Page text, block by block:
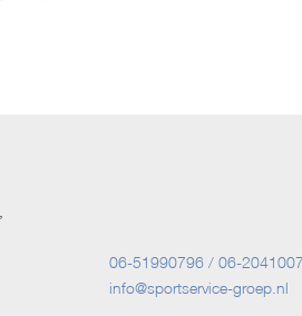
06-51990796 / 06-
info@sportservice-groep.nl